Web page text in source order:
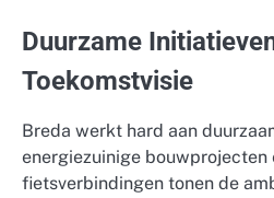
Duurzame
Toekomstvisie
Breda werkt hard aan
energiezuinige bouwprojecten
fietsverbindingen tonen de